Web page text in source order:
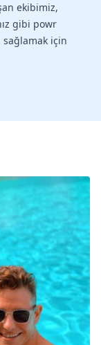
ekibimiz,
gibi powr
sağlamak için